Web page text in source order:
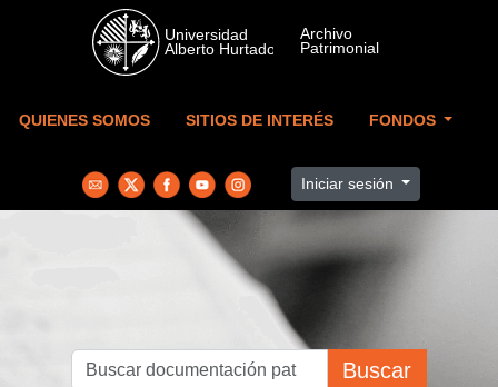
Skip to main content
QUIENES SOMOS SITIOS DE INTERÉS FONDOS
Iniciar sesión
Buscar